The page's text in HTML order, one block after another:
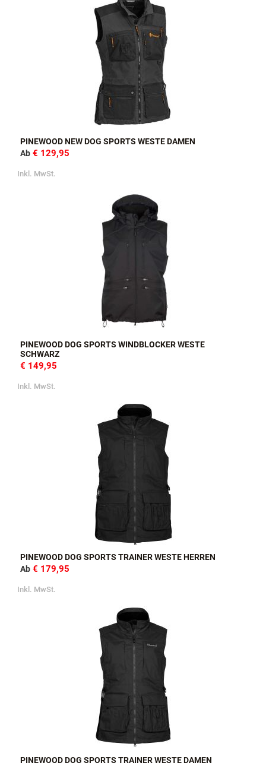
PINEWOOD NEW DOG SPORTS WESTE DAMEN
Ab € 129,95
Inkl. MwSt.
PINEWOOD DOG SPORTS WINDBLOCKER WESTE
SCHWARZ
€ 149,95
Inkl. MwSt.
PINEWOOD DOG SPORTS TRAINER WESTE HERREN
Ab € 179,95
Inkl. MwSt.
PINEWOOD DOG SPORTS TRAINER WESTE DAMEN